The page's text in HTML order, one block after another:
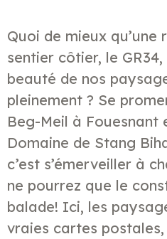
Quoi de mieux qu’une
sentier côtier, le
beauté de nos
pleinement ? Se
Beg-Meil à Fouesnant
Domaine de Stang
c’est s’émerveiller à
ne pourrez que le
balade! Ici, les
vraies cartes